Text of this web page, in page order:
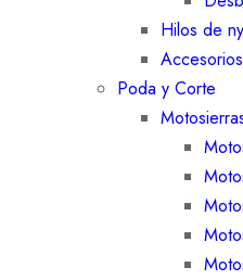
Hilos de
Accesorios
Poda y Corte